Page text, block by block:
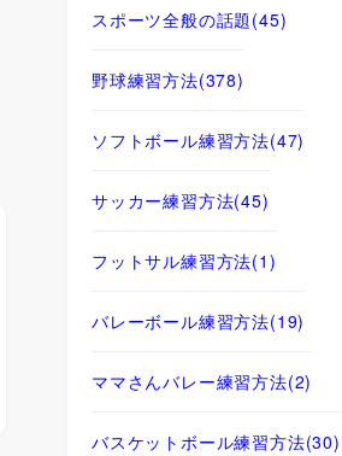
スポーツ全般の話題(45)
野球練習方法(378)
ソフトボール練習方法(47)
サッカー練習方法(45)
フットサル練習方法(1)
バレーボール練習方法(19)
ママさんバレー練習方法(2)
バスケットボール練習方法(30)